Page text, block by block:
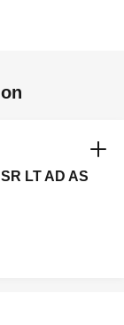
LT AD AS